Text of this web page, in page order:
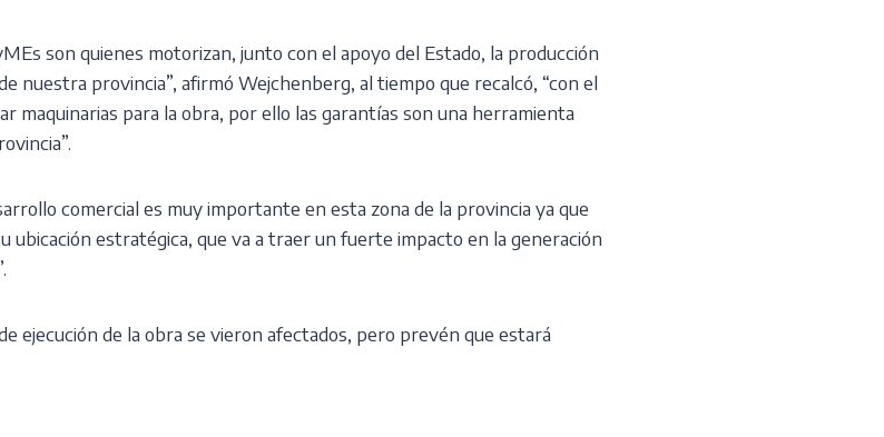
son quienes motorizan, junto con el apoyo del Estado, la producción
nuestra provincia”, afirmó Wejchenberg, al tiempo que recalcó, “con el
maquinarias para la obra, por ello las garantías son una herramienta
comercial es muy importante en esta zona de la provincia ya que
ubicación estratégica, que va a traer un fuerte impacto en la generación
ejecución de la obra se vieron afectados, pero prevén que estará